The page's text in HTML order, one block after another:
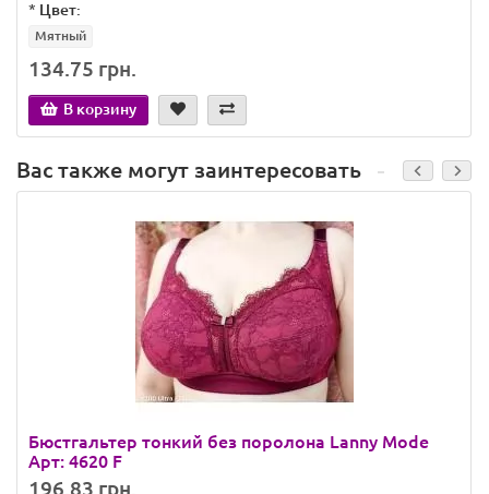
* Цвет:
Мятный
134.75 грн.
В корзину
Вас также могут заинтересовать
Бюстгальтер тонкий без поролона Lanny Mode
Арт: 4620 F
196.83 грн.